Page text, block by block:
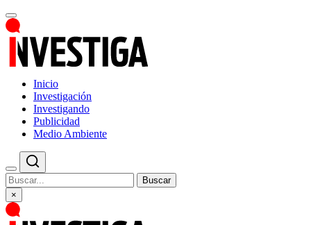
Inicio
Investigación
Investigando
Publicidad
Medio Ambiente
Buscar
×